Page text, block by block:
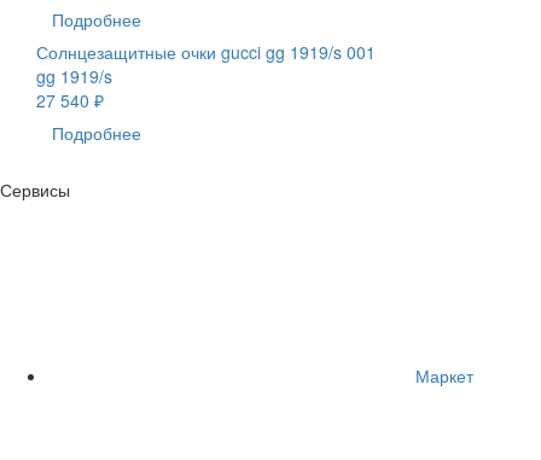
Подробнее
Солнцезащитные очки gucci gg 1919/s 001
gg 1919/s
27 540 ₽
Подробнее
Сервисы
Маркет